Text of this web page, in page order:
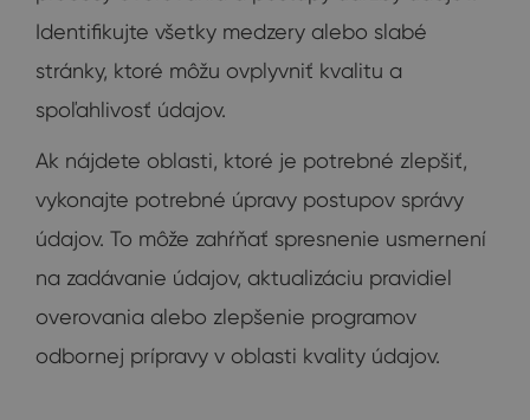
Identifikujte všetky medzery alebo slabé
stránky, ktoré môžu ovplyvniť kvalitu a
spoľahlivosť údajov.
Ak nájdete oblasti, ktoré je potrebné zlepšiť,
vykonajte potrebné úpravy postupov správy
údajov. To môže zahŕňať spresnenie usmernení
na zadávanie údajov, aktualizáciu pravidiel
overovania alebo zlepšenie programov
odbornej prípravy v oblasti kvality údajov.